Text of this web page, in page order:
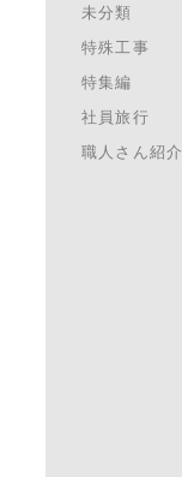
未分類
特殊工事
特集編
社員旅行
職人さん紹介